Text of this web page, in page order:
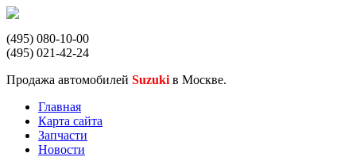
(495) 080-10-00
(495) 021-42-24
Продажа автомобилей Suzuki в Москве.
Главная
Карта сайта
Запчасти
Новости